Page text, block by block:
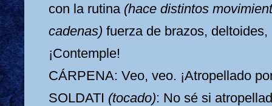
con la rutina (hace distintos
cadenas) fuerza de brazos,
¡Contemple!
CÁRPENA: Veo, veo. ¡Atropellado
SOLDATI (tocado): No sé si